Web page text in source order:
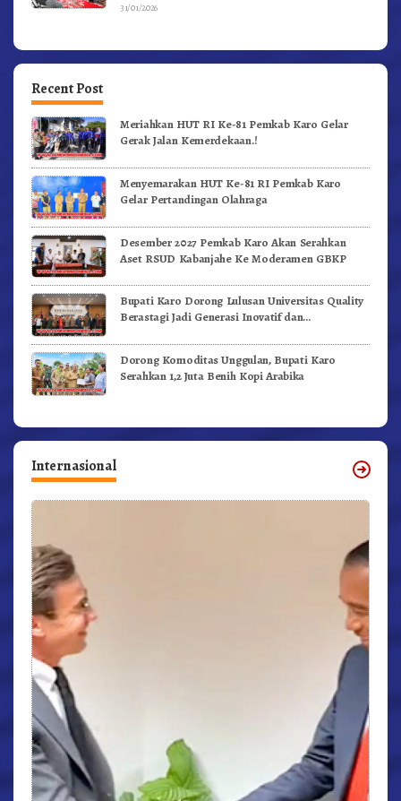
31/01/2026
Recent Post
Meriahkan HUT RI Ke-81 Pemkab Karo Gelar
Gerak Jalan Kemerdekaan.!
Menyemarakan HUT Ke-81 RI Pemkab Karo
Gelar Pertandingan Olahraga
Desember 2027 Pemkab Karo Akan Serahkan
Aset RSUD Kabanjahe Ke Moderamen GBKP
Bupati Karo Dorong Lulusan Universitas Quality
Berastagi Jadi Generasi Inovatif dan
Dorong Komoditas Unggulan, Bupati Karo
Serahkan 1,2 Juta Benih Kopi Arabika
Internasional